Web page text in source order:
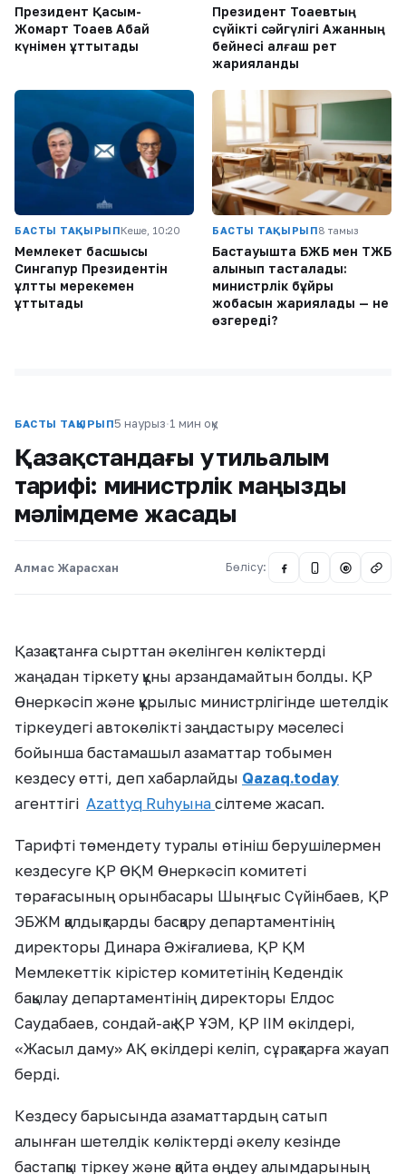
Президент Қасым-
Жомарт Тоқаев Абай
күнімен құттықтады
Президент Тоқаевтың
сүйікті сәйгүлігі Ақжанның
бейнесі алғаш рет
жарияланды
БАСТЫ ТАҚЫРЫПКеше, 10:20
Мемлекет басшысы
Сингапур Президентін
ұлттық мерекемен
құттықтады
БАСТЫ ТАҚЫРЫП8 тамыз
Бастауышта БЖБ мен ТЖБ
алынып тасталады:
министрлік бұйрық
жобасын жариялады — не
өзгереді?
БАСТЫ ТАҚЫРЫП5 наурыз·1 мин оқу
Қазақстандағы утильалым
тарифі: министрлік маңызды
мәлімдеме жасады
Алмас Жарасхан Бөлісу: @
Қазақстанға сырттан әкелінген көліктерді
жаңадан тіркету құны арзандамайтын болды. ҚР
Өнеркәсіп және құрылыс министрлігінде шетелдік
тіркеудегі автокөлікті заңдастыру мәселесі
бойынша бастамашыл азаматтар тобымен
кездесу өтті, деп хабарлайды Qazaq.today
агенттігі Azattyq Ruhyына сілтеме жасап.
Тарифті төмендету туралы өтініш берушілермен
кездесуге ҚР ӨҚМ Өнеркәсіп комитеті
төрағасының орынбасары Шыңғыс Сүйінбаев, ҚР
ЭБЖМ қалдықтарды басқару департаментінің
директоры Динара Әжіғалиева, ҚР ҚМ
Мемлекеттік кірістер комитетінің Кедендік
бақылау департаментінің директоры Елдос
Саудабаев, сондай-ақ ҚР ҰЭМ, ҚР ІІМ өкілдері,
«Жасыл даму» АҚ өкілдері келіп, сұрақтарға жауап
берді.
Кездесу барысында азаматтардың сатып
алынған шетелдік көліктерді әкелу кезінде
бастапқы тіркеу және қайта өңдеу алымдарының